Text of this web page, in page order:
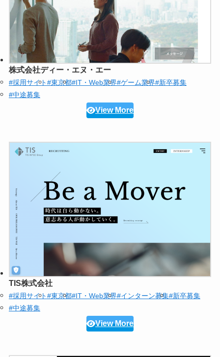
株式会社ディー・エヌ・エー
#採用サイト#東京都#IT・Web業界#ゲーム業界#新卒募集
#中途募集
View More
TIS株式会社
#採用サイト#東京都#IT・Web業界#インターン募集#新卒募集
#中途募集
View More